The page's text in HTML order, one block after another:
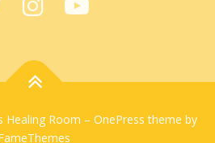
Healing Room – OnePress theme by